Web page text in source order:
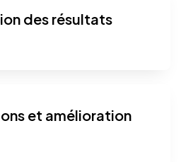
des résultats
et amélioration